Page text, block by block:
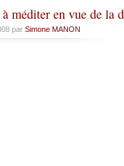
à méditer en vue de la
par Simone MANON